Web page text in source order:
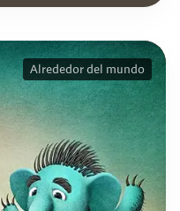
Alrededor del mundo